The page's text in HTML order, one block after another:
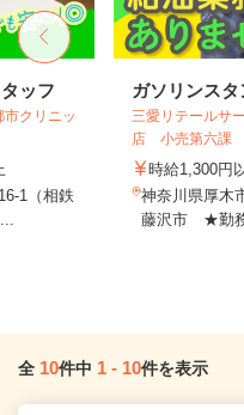
ッフ
クリニッ
1（相鉄
ガソリンス
三愛リテールサ
店 小売第六課
時給1,300円
神奈川県厚木
藤沢市 ★勤
全 10件中 1 - 10件を表示